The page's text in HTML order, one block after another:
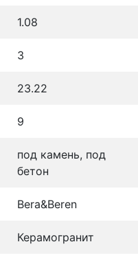
1.08
3
23.22
9
под камень, под
бетон
Bera&Beren
Керамогранит